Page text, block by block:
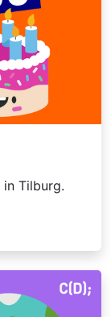
Tilburg.